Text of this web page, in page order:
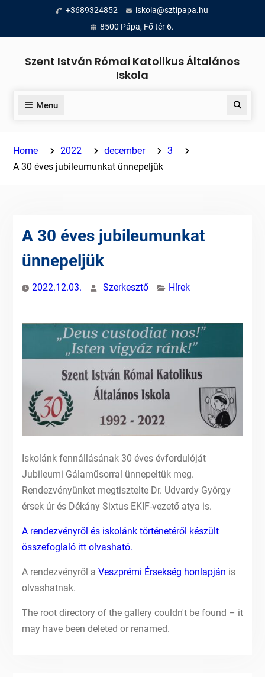
content
+3689324852
iskola@sztipapa.hu
8500 Pápa, Fő tér 6.
Szent István Római Katolikus Általános
Iskola
Menu Search
Home 2022 december
3
A 30 éves jubileumunkat ünnepeljük
A 30 éves jubileumunkat
ünnepeljük
2022.12.03. Szerkesztő Hírek
Iskolánk fennállásának 30 éves évfordulóját
Jubileumi Gálaműsorral ünnepeltük meg.
Rendezvényünket megtisztelte Dr. Udvardy György
érsek úr és Dékány Sixtus EKIF-vezető atya is.
A rendezvényről és iskolánk történetéről készült
összefoglaló itt olvasható.
A rendezvényről a Veszprémi Érsekség honlapján is
olvashatnak.
The root directory of the gallery couldn't be found – it
may have been deleted or renamed.